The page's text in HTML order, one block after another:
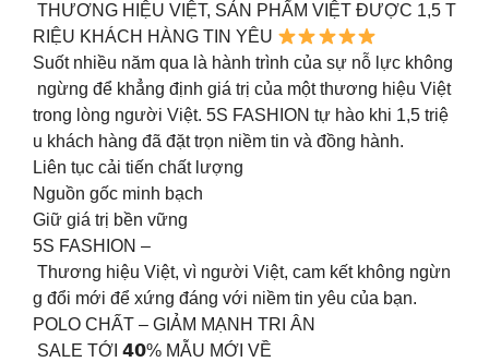
THƯƠNG HIỆU VIỆT, SẢN PHẨM VIỆT ĐƯỢC 1,5 T
RIỆU KHÁCH HÀNG TIN YÊU
Suốt nhiều năm qua là hành trình của sự nỗ lực không
ngừng để khẳng định giá trị của một thương hiệu Việt
trong lòng người Việt. 5S FASHION tự hào khi 1,5 triệ
u khách hàng đã đặt trọn niềm tin và đồng hành.
️Liên tục cải tiến chất lượng
️Nguồn gốc minh bạch
️Giữ giá trị bền vững
5S FASHION –
Thương hiệu Việt, vì người Việt, cam kết không ngừn
g đổi mới để xứng đáng với niềm tin yêu của bạn.
POLO CHẤT – GIẢM MẠNH TRI ÂN️
SALE TỚI 𝟰𝟬% MẪU MỚI VỀ